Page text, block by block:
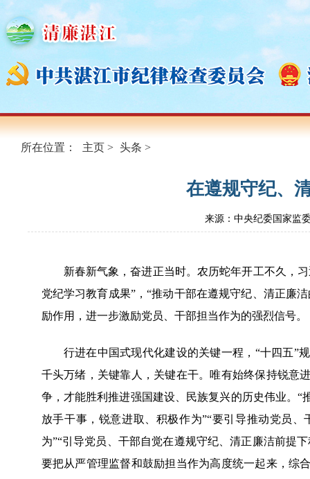
所在位置： 主页 > 头条 >
在遵规守纪、
来源：中央纪委国家监
新春新气象，奋进正当时。农历蛇年开工不久，
党纪学习教育成果”，“推动干部在遵规守纪、清正廉
励作用，进一步激励党员、干部担当作为的强烈信号。
行进在中国式现代化建设的关键一程，“十四五”
千头万绪，关键靠人，关键在干。唯有始终保持锐意
争，才能胜利推进强国建设、民族复兴的历史伟业。
放手干事，锐意进取、积极作为”“要引导推动党员
为”“引导党员、干部自觉在遵规守纪、清正廉洁前
要把从严管理监督和鼓励担当作为高度统一起来，综